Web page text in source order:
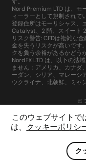
このウェブサイトで
は、 クッキーポリシ
ク
Nord Premium LTD は、モ
ィーラーとして規制されて
登録住所はモーリシャス、
Catalyst、2 階、スイート
リスク警告: CFDは複雑な
金を失うリスクが高いです
クを負う余裕があるかどう
NordFX LTD は、以下の法
ません：アメリカ、カナダ
ーダン、シリア、マレーシ
ウクライナ、北朝鮮、ミャ
©